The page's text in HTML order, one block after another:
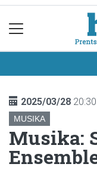
2025/03/28 20:30
MUSIKA
Musika: